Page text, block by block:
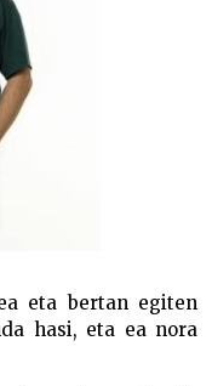
eta bertan egiten
hasi, eta ea nora